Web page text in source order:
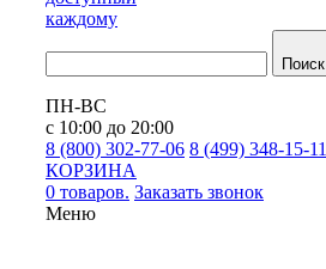
каждому
Поиск
ПН-ВС
с 10:00 до 20:00
8 (800) 302-77-06 8 (499) 348-15-11
КОРЗИНА
0 товаров. Заказать звонок
Меню